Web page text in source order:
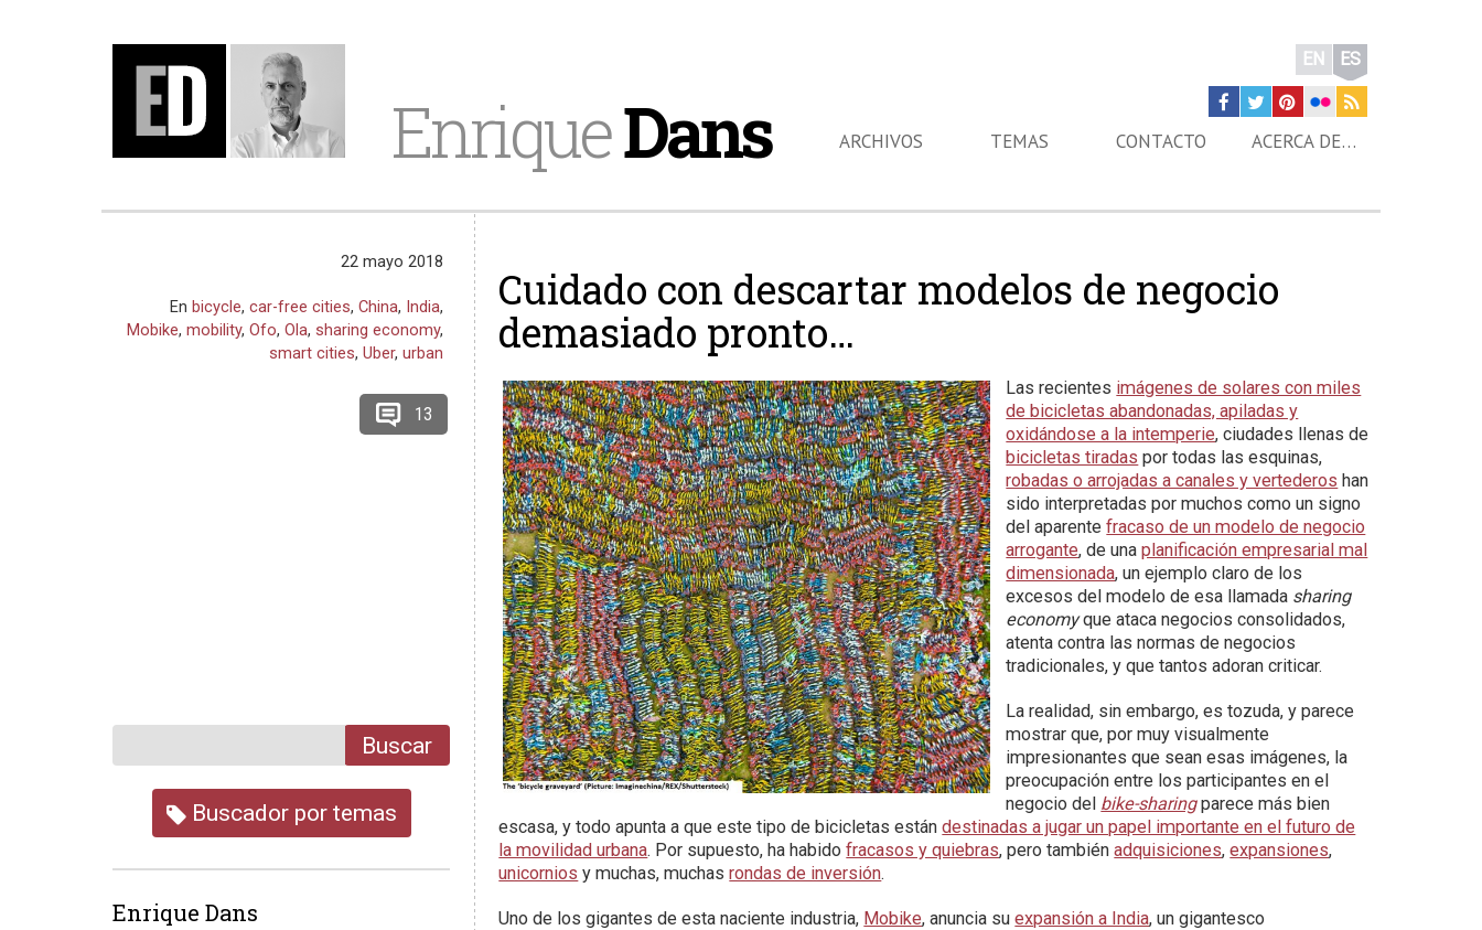
EnriqueDans
EN ES
ARCHIVOS TEMAS CONTACTO ACERCA DE…
Cuidado con descartar modelos de negocio
demasiado pronto…
Las recientes imágenes de solares con miles
de bicicletas abandonadas, apiladas y
oxidándose a la intemperie, ciudades llenas de
bicicletas tiradas por todas las esquinas,
robadas o arrojadas a canales y vertederos han
sido interpretadas por muchos como un signo
del aparentefracaso de un modelo de negocio
arrogante, de unaplanificación empresarial mal
dimensionada, un ejemplo claro de los
excesos del modelo de esa llamada sharing
economyque ataca negocios consolidados,
atenta contra las normas de negocios
tradicionales, y que tantos adoran criticar.
La realidad, sin embargo, es tozuda, y parece
mostrar que, por muy visualmente
impresionantes que sean esas imágenes, la
preocupación entre los participantes en el
negocio del bike-sharingparece más bien
escasa, y todo apunta a que este tipo de bicicletas estándestinadas a jugar un papel importante en el futuro de
la movilidad urbana. Por supuesto, ha habidofracasos y quiebras, pero tambiénadquisiciones,expansiones,
unicornios y muchas, muchasrondas de inversión.
Uno de los gigantes de esta naciente industria, Mobike, anuncia suexpansión a India, un gigantesco
22 mayo 2018
Enbicycle,car-free cities,China, India,
Mobike,mobility,Ofo,Ola, sharing economy,
smart cities,Uber,urban
13
Buscar
Buscador por temas
Enrique Dans